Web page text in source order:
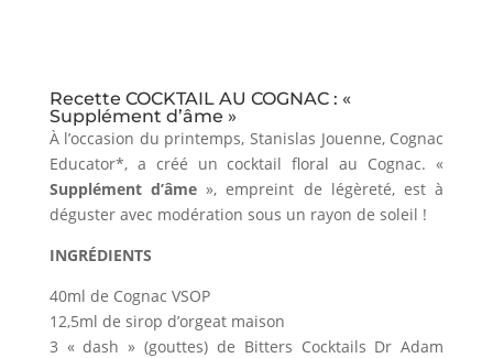
Recette COCKTAIL AU COGNAC : «
Supplément d’âme »
À l’occasion du printemps, Stanislas Jouenne, Cognac
Educator*, a créé un cocktail floral au Cognac. «
Supplément d’âme », empreint de légèreté, est à
déguster avec modération sous un rayon de soleil !
INGRÉDIENTS
40ml de Cognac VSOP
12,5ml de sirop d’orgeat maison
3 « dash » (gouttes) de Bitters Cocktails Dr Adam